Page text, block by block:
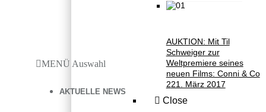
AUKTION: Mit Til
Schweiger zur
Weltpremiere seines
neuen Films: Conni & Co
221. März 2017
Close
MENÜ Auswahl
AKTUELLE NEWS